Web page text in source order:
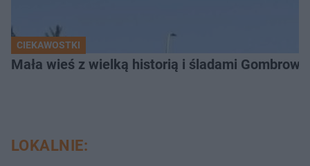
CIEKAWOSTKI
Mała wieś z wielką historią i śladami
LOKALNIE: